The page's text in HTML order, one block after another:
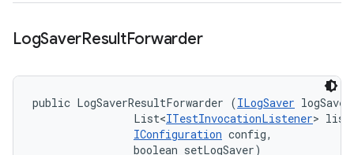
LogSaverResultForwarder
public LogSaverResultForwarder (ILogSaver
                List<
ITestInvocationListener>
IConfiguration config,
                boolean setLogSaver)